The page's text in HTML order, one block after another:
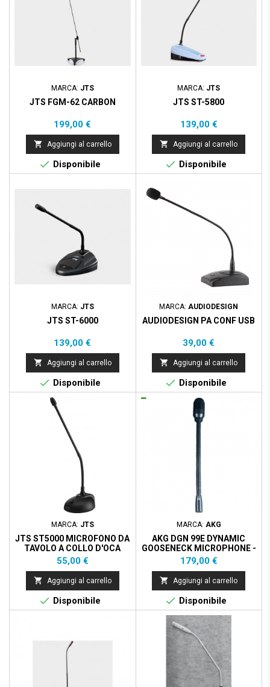
MARCA: JTS
JTS FGM-62 CARBON
Prezzo
199,00 €
 Aggiungi al carrello
 Disponibile
MARCA: JTS
JTS ST-5800
Prezzo
139,00 €
 Aggiungi al carrello
 Disponibile
MARCA: JTS
JTS ST-6000
Prezzo
139,00 €
 Aggiungi al carrello
 Disponibile
MARCA: AUDIODESIGN
AUDIODESIGN PA CONF USB
Prezzo
39,00 €
 Aggiungi al carrello
 Disponibile
MARCA: JTS
JTS ST5000 MICROFONO DA
TAVOLO A COLLO D'OCA
Prezzo
55,00 €
 Aggiungi al carrello
 Disponibile
MARCA: AKG
AKG DGN 99E DYNAMIC
GOOSENECK MICROPHONE -
CARDIOID
Prezzo
179,00 €
 Aggiungi al carrello
 Disponibile